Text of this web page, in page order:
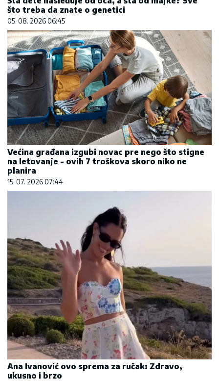
što treba da znate o genetici
05. 08. 2026 06:45
Većina građana izgubi novac pre nego što stigne
na letovanje - ovih 7 troškova skoro niko ne
planira
15. 07. 2026 07:44
Ana Ivanović ovo sprema za ručak: Zdravo,
ukusno i brzo